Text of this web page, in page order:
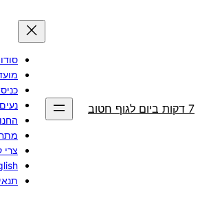
7 דקות ביום לגוף חטוב
צרי